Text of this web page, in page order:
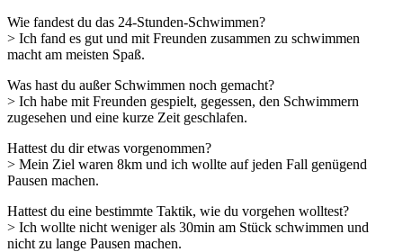
Wie fandest du das 24-Stunden-Schwimmen?
> Ich fand es gut und mit Freunden zusammen zu schwimmen
macht am meisten Spaß.
Was hast du außer Schwimmen noch gemacht?
> Ich habe mit Freunden gespielt, gegessen, den Schwimmern
zugesehen und eine kurze Zeit geschlafen.
Hattest du dir etwas vorgenommen?
> Mein Ziel waren 8km und ich wollte auf jeden Fall genügend
Pausen machen.
Hattest du eine bestimmte Taktik, wie du vorgehen wolltest?
> Ich wollte nicht weniger als 30min am Stück schwimmen und
nicht zu lange Pausen machen.